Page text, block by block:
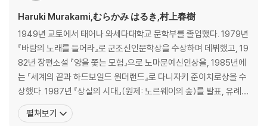
Haruki Murakami,むらかみ はるき,村上春樹
1949년 교토에서 태어나 와세다대학교 문학부를 졸업했다. 1979년
『바람의 노래를 들어라』로 군조신인문학상을 수상하며 데뷔했고, 19
82년 장편소설 『양을 쫓는 모험』으로 노마문예신인상을, 1985년에
는 『세계의 끝과 하드보일드 원더랜드』로 다니자키 준이치로상을 수
상했다. 1987년 『상실의 시대』(원제: 노르웨이의 숲)를 발표, 유례없
는 베스트셀러 선풍과 함께 하루키 신드롬을 일으키며 세계적인 작가
로 떠올랐다. 1994년 『태엽 감는 새』로 요미우리문학상을 수상했고,
펼쳐보기